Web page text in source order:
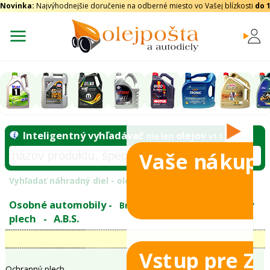
Novinka: Najvýhodnejšie doručenie na odberné miesto vo Vašej blízkosti do
Inteligentný vyhľadávač
Vyhľadať náhradný diel - olejový filter -
Vaše nákupy
Vstup pre